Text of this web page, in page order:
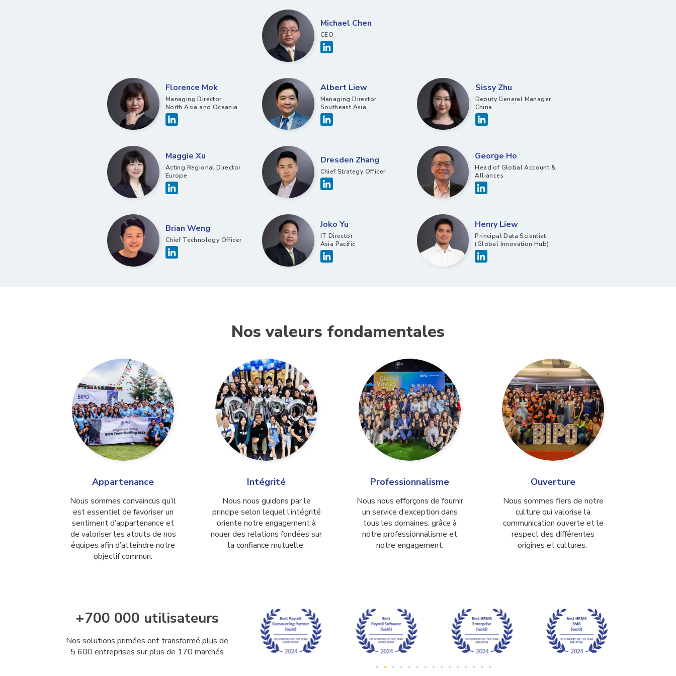
Michael Chen
CEO
Florence Mok
Managing Director
North Asia and Oceania
Albert Liew
Managing Director
Southeast Asia
Sissy Zhu
Deputy General Manager
China
Maggie Xu
Acting Regional Director
Europe
Dresden Zhang
Chief Strategy Officer​
George Ho
Head of Global Account &
Alliances
Brian Weng
Chief Technology Officer
Joko Yu
IT Director
Asia Pacific
Henry Liew
Principal Data Scientist
(Global Innovation Hub)
Nos valeurs fondamentales
Appartenance
Nous sommes convaincus qu’il
est essentiel de favoriser un
sentiment d’appartenance et
de valoriser les atouts de nos
équipes afin d’atteindre notre
objectif commun.
Intégrité
Nous nous guidons par le
principe selon lequel l’intégrité
oriente notre engagement à
nouer des relations fondées sur
la confiance mutuelle.
Professionnalisme
Nous nous efforçons de fournir
un service d’exception dans
tous les domaines, grâce à
notre professionnalisme et
notre engagement.
Ouverture
Nous sommes fiers de notre
culture qui valorise la
communication ouverte et le
respect des différentes
origines et cultures.
+700 000 utilisateurs
Nos solutions primées ont transformé plus de
5 600 entreprises sur plus de 170 marchés